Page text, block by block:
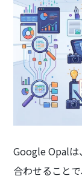
Google Opalは
合わせること